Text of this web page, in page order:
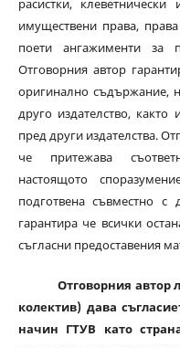
расистки,
имуществени права,
поети ангажименти за
Отговорния автор
оригинално съдържание,
друго издателство,
пред други издателства.
че притежава
настоящото
подготвена съвместно с
гарантира че всички
съгласни предоставения
Отговорния автор
колектив) дава
начин ГТУВ като